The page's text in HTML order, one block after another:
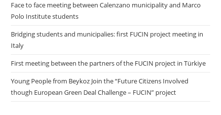
Face to face meeting between Calenzano municipality and Marco
Polo Institute students
Bridging students and municipalies: first FUCIN project meeting in
Italy
First meeting between the partners of the FUCIN project in Türkiye
Young People from Beykoz Join the “Future Citizens Involved
though European Green Deal Challenge – FUCIN” project​